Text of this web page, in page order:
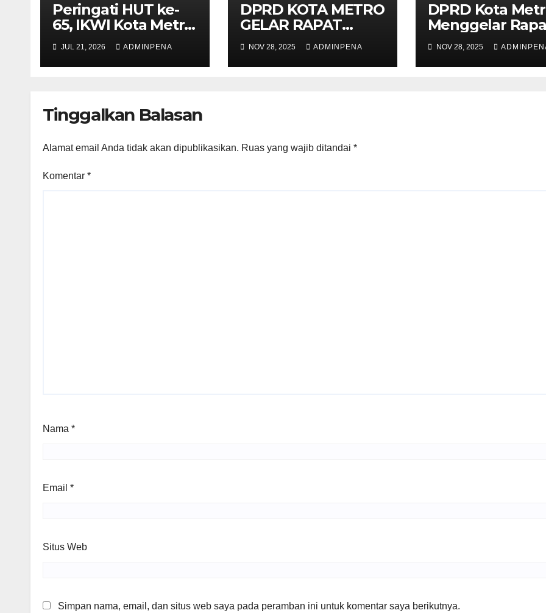
Peringati HUT ke-
65, IKWI Kota Metro
Gelar Lomba
Fashion Show
JUL 21, 2026 ADMINPENA
DPRD KOTA METRO
GELAR RAPAT
PARIPURNA
NOV 28, 2025 ADMINPENA
DPRD Kota
Menggelar
Paripurna
Penyampaian
Raperda APBD
NOV 28, 2025
Tinggalkan Balasan
Alamat email Anda tidak akan dipublikasikan. Ruas yang wajib ditandai *
Komentar *
Nama *
Email *
Situs Web
Simpan nama, email, dan situs web saya pada peramban ini untuk komentar saya berikutnya.